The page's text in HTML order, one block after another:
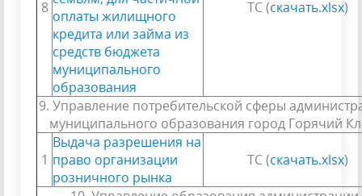
8 оплаты жилищного
кредита или займа из
средств бюджета
муниципального
образования
ТС (скачать.xlsx)
9. Управление потребительской сферы
муниципального образования город Горячий
1
Выдача разрешения на
право организации
розничного рынка
ТС (скачать.xlsx)